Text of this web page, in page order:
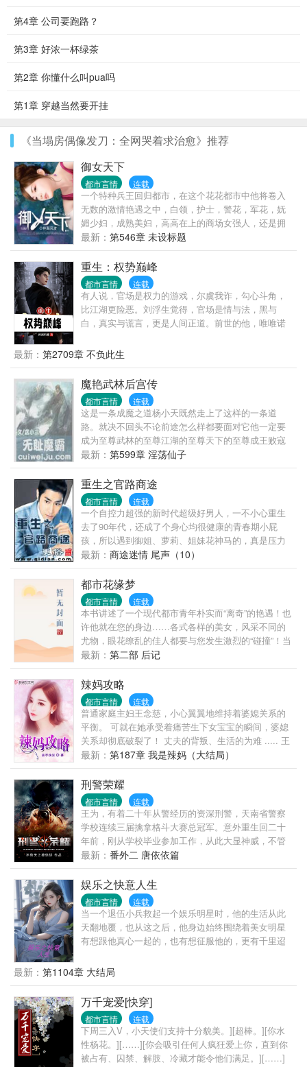
第4章 公司要跑路？
第3章 好浓一杯绿茶
第2章 你懂什么叫pua吗
第1章 穿越当然要开挂
《当塌房偶像发刀：全网哭着求治愈》推荐
御女天下
都市言情 连载
一个特种兵王回归都市，在这个花花都市中他将卷入
无数的激情艳遇之中，白领，护士，警花，军花，妩
媚少妇，成熟美妇，高高在上的商场女强人，还是拥
有无数粉丝的女明星！
最新： 第546章 未设标题
重生：权势巅峰
都市言情 连载
有人说，官场是权力的游戏，尔虞我诈，勾心斗角，
比江湖更险恶。刘浮生觉得，官场是情与法，黑与
白，真实与谎言，更是人间正道。前世的他，唯唯诺
他早已洞悉官场，青云之路尽在眼中，挡我者，必将
万劫不复！
最新： 第2709章 不负此生
魔艳武林后宫传
都市言情 连载
这是一条成魔之道杨小天既然走上了这样的一条道
路。就决不回头不论前途怎么样都要面对它他一定要
成为至尊武林的至尊江湖的至尊天下的至尊成王败寇
成功了他就是名传千古的霸主失败了他就是遗臭万年
的恶魔
最新： 第599章 淫荡仙子
重生之官路商途
都市言情 连载
一个自控力超强的新时代超级好男人，一不小心重生
去了90年代，还成了个身心均很健康的青春期小屁
孩，所以遇到御姐、萝莉、姐妹花神马的，真是压力
山大！ 好在，还有纠缠不清的官场、商场那些事儿，
能让张恪权力以对、大战拳脚，至于白手起家创建商
业帝国……当然更是手到擒来！ 作为一个开银行、办
酒店、染指互联网、顺手牵羊迪士尼的财团总裁，成
年人张恪告诉你：发家致富的捷径只在于六个字——
打通权贵之门！
最新： 商途迷情 尾声（10）
都市花缘梦
都市言情 连载
本书讲述了一个现代都市青年朴实而“离奇”的艳遇！也
许他就在您的身边……各式各样的美女，风采不同的
尤物，眼花缭乱的佳人都要与您发生激烈的“碰撞”！当
您看此书时，您会发现您就是这本书中的主人公！该
书最大的特点就是情感真实、细腻、贴近人心，能够
激发起您内心深处的强烈共鸣！！！
最新： 第二部 后记
辣妈攻略
都市言情 连载
普通家庭主妇王念慈，小心翼翼地维持着婆媳关系的
平衡。 可就在她承受着痛苦生下女宝宝的瞬间，婆媳
关系却彻底破裂了！ 丈夫的背叛、生活的为难 ..... 王
念慈看着嗷嗷待哺的宝宝：这才是开始！
最新： 第187章 我是辣妈（大结局）
刑警荣耀
都市言情 连载
王为，有着二十年从警经历的资深刑警，天南省警察
学校连续三届擒拿格斗大赛总冠军。意外重生回二十
年前，刚从学校毕业参加工作，从此大显神威，不管
是什么样的大案要案奇案悬案陈年旧案，在王为面
前，再无难度，立等可破！只要你是犯罪分子，不管
你多么凶悍，多么狡猾，多么厉害，你就不能犯在王
为手里！边城神探王大队长，专治各种不......
最新： 番外二 唐依依篇
娱乐之快意人生
都市言情 连载
当一个退伍小兵救起一个娱乐明星时，他的生活从此
天翻地覆，也从这之后，他身边始终围绕着美女明星
有想跟他真心一起的，也有想征服他的，更有千里迢
最新： 第1104章 大结局
万千宠爱[快穿]
都市言情 连载
下周三入V，小天使们支持十分貌美。][超棒。][你水
性杨花。][……][你会吸引任何人疯狂爱上你，直到你
被占有、囚禁、解肢、冷藏才能令他们满足。][……]